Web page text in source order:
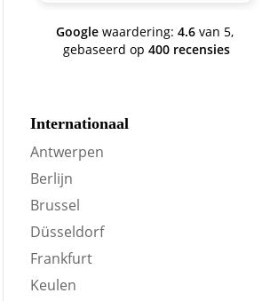
site om je te oriënteren op
trein-voordeel!
Google waardering: 4.6 van 5,
gebaseerd op400 recensies
Internationaal
Antwerpen
Berlijn
Brussel
Düsseldorf
Frankfurt
Keulen